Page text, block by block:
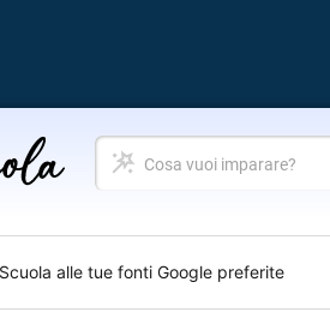
Cosa
vuoi
alle tue fonti Google preferite